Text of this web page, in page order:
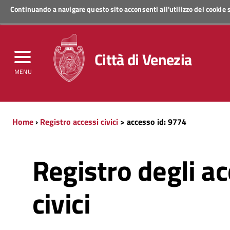
Continuando a navigare questo sito acconsenti all'utilizzo dei
MENU
Regione Veneto
Città di Venezia
Home› Registro accessi civici > accesso id: 9774
Registro degli
civici